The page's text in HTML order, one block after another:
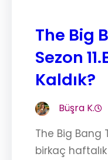
The Big
Sezon
Kaldık?
Büşra K.
The Big Bang
birkaç